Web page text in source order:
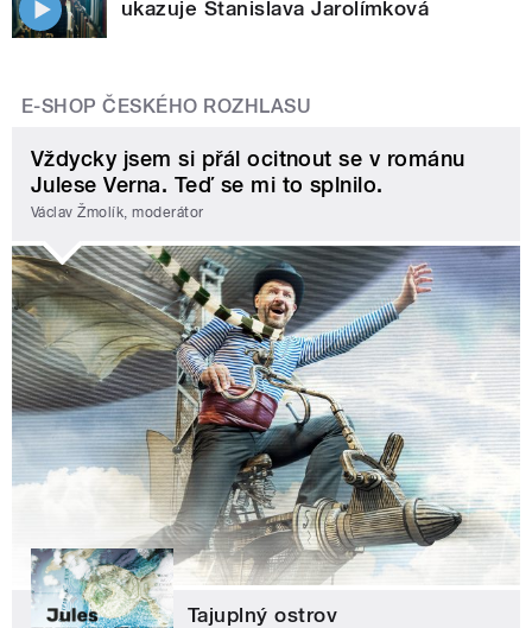
ukazuje Stanislava Jarolímková
E-SHOP ČESKÉHO ROZHLASU
Vždycky jsem si přál ocitnout se v románu
Julese Verna. Teď se mi to splnilo.
Václav Žmolík, moderátor
Tajuplný ostrov